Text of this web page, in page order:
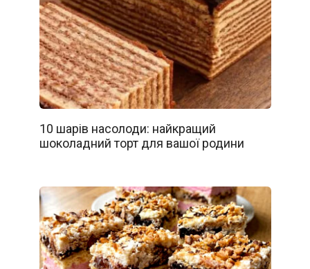
10 шарів насолоди: найкращий
шоколадний торт для вашої родини